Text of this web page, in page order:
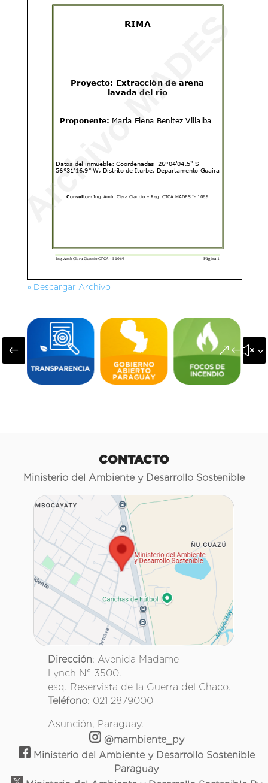
» Descargar Archivo
#
CONTACTO
Ministerio del Ambiente y Desarrollo Sostenible
Dirección: Avenida Madame
Lynch N° 3500.
esq. Reservista de la Guerra del Chaco.
Teléfono: 021 2879000
Asunción, Paraguay.
@mambiente_py
Ministerio del Ambiente y Desarrollo Sostenible
Paraguay